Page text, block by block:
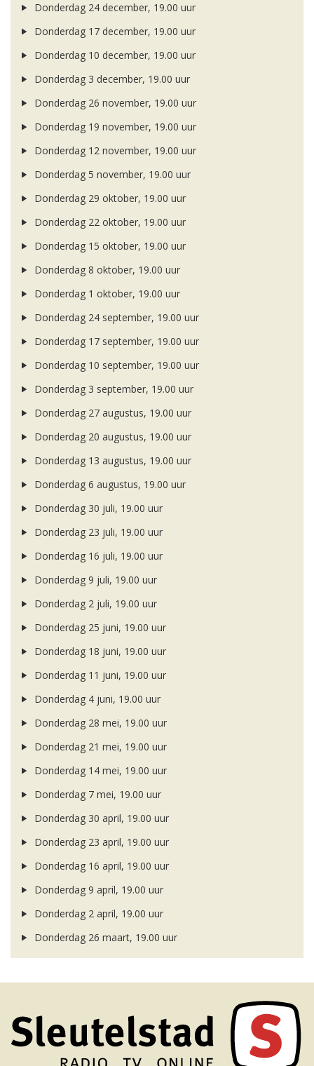
Donderdag 24 december, 19.00 uur
Donderdag 17 december, 19.00 uur
Donderdag 10 december, 19.00 uur
Donderdag 3 december, 19.00 uur
Donderdag 26 november, 19.00 uur
Donderdag 19 november, 19.00 uur
Donderdag 12 november, 19.00 uur
Donderdag 5 november, 19.00 uur
Donderdag 29 oktober, 19.00 uur
Donderdag 22 oktober, 19.00 uur
Donderdag 15 oktober, 19.00 uur
Donderdag 8 oktober, 19.00 uur
Donderdag 1 oktober, 19.00 uur
Donderdag 24 september, 19.00 uur
Donderdag 17 september, 19.00 uur
Donderdag 10 september, 19.00 uur
Donderdag 3 september, 19.00 uur
Donderdag 27 augustus, 19.00 uur
Donderdag 20 augustus, 19.00 uur
Donderdag 13 augustus, 19.00 uur
Donderdag 6 augustus, 19.00 uur
Donderdag 30 juli, 19.00 uur
Donderdag 23 juli, 19.00 uur
Donderdag 16 juli, 19.00 uur
Donderdag 9 juli, 19.00 uur
Donderdag 2 juli, 19.00 uur
Donderdag 25 juni, 19.00 uur
Donderdag 18 juni, 19.00 uur
Donderdag 11 juni, 19.00 uur
Donderdag 4 juni, 19.00 uur
Donderdag 28 mei, 19.00 uur
Donderdag 21 mei, 19.00 uur
Donderdag 14 mei, 19.00 uur
Donderdag 7 mei, 19.00 uur
Donderdag 30 april, 19.00 uur
Donderdag 23 april, 19.00 uur
Donderdag 16 april, 19.00 uur
Donderdag 9 april, 19.00 uur
Donderdag 2 april, 19.00 uur
Donderdag 26 maart, 19.00 uur